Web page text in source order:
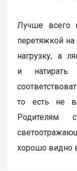
Лучше всего
перетяжкой на
нагрузку, а
и
то есть не
Родителям
хорошо видно